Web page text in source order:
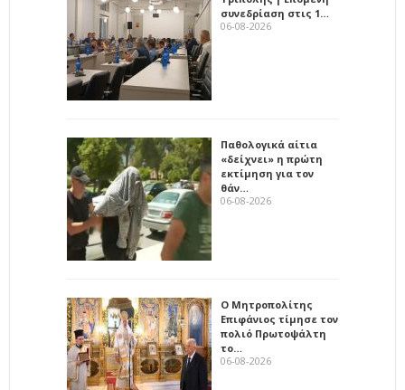
συνεδρίαση στις 1…
06-08-2026
Παθολογικά αίτια
«δείχνει» η πρώτη
εκτίμηση για τον
θάν…
06-08-2026
Ο Μητροπολίτης
Επιφάνιος τίμησε τον
πολιό Πρωτοψάλτη
το…
06-08-2026